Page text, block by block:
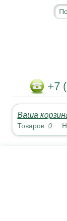
+7
Ваша
Товаров:0